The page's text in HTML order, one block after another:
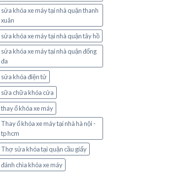
sửa khóa xe máy tại nhà quận thanh
xuân
sửa khóa xe máy tại nhà quận tây hồ
sửa khóa xe máy tại nhà quận đống
đa
sửa khóa điện tử
sữa chữa khóa cửa
thay ổ khóa xe máy
Thay ổ khóa xe máy tại nhà hà nội -
tp hcm
Thợ sửa khóa tại quận cầu giấy
đánh chìa khóa xe máy